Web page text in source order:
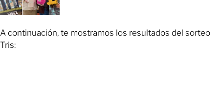
A continuación, te mostramos los resultados del sorteo
Tris: